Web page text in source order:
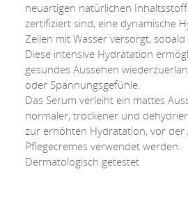
neuartigen natürlichen
zertifiziert sind, eine dynamische
Zellen mit Wasser versorgt,
Diese intensive Hydratation
gesundes Aussehen
oder Spannungsgefühle.
Das Serum verleiht ein mattes
normaler, trockener und
zur erhöhten Hydratation, vor
Pflegecremes verwendet werden.
Dermatologisch getestet